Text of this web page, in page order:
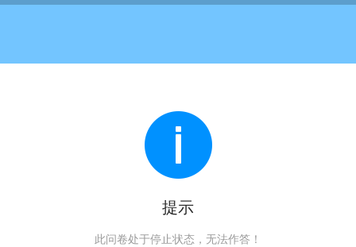
提示
此问卷处于停止状态，无法作答！